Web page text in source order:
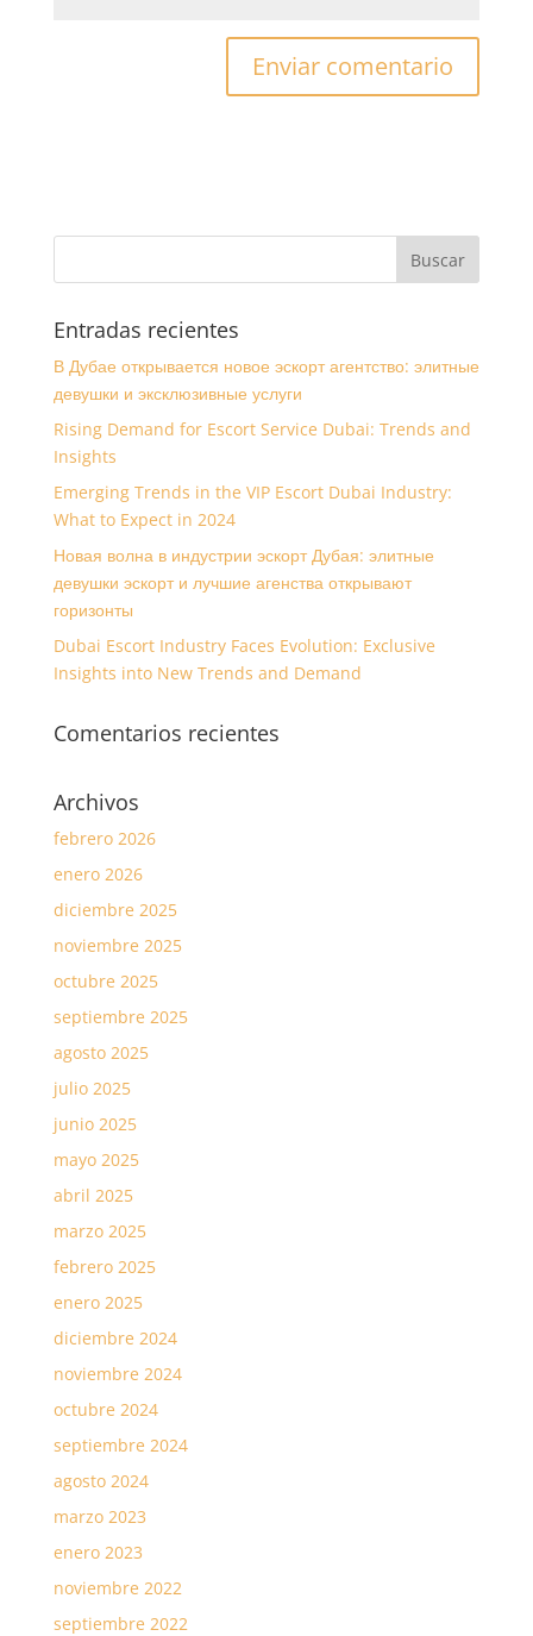
Entradas recientes
В Дубае открывается новое эскорт агентство: элитные
девушки и эксклюзивные услуги
Rising Demand for Escort Service Dubai: Trends and
Insights
Emerging Trends in the VIP Escort Dubai Industry:
What to Expect in 2024
Новая волна в индустрии эскорт Дубая: элитные
девушки эскорт и лучшие агенства открывают
горизонты
Dubai Escort Industry Faces Evolution: Exclusive
Insights into New Trends and Demand
Comentarios recientes
Archivos
febrero 2026
enero 2026
diciembre 2025
noviembre 2025
octubre 2025
septiembre 2025
agosto 2025
julio 2025
junio 2025
mayo 2025
abril 2025
marzo 2025
febrero 2025
enero 2025
diciembre 2024
noviembre 2024
octubre 2024
septiembre 2024
agosto 2024
marzo 2023
enero 2023
noviembre 2022
septiembre 2022